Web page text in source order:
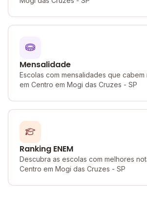
Mensalidade
Escolas com mensalidades que
em Centro em Mogi das Cruzes - SP
Ranking ENEM
Descubra as escolas com melhores
Centro em Mogi das Cruzes - SP